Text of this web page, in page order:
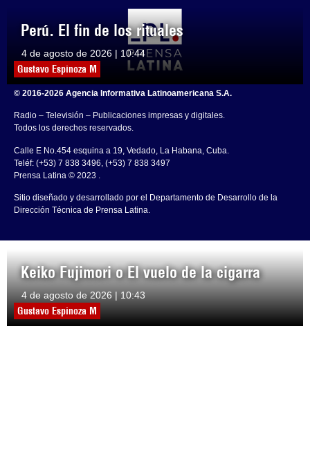
Perú. El fin de los rituales
4 de agosto de 2026 | 10:44
Gustavo Espinoza M
Keiko Fujimori o El vuelo de la cigarra
4 de agosto de 2026 | 10:43
Gustavo Espinoza M
© 2016-2026 Agencia Informativa Latinoamericana S.A.
Radio – Televisión – Publicaciones impresas y digitales.
Todos los derechos reservados.
Calle E No.454 esquina a 19, Vedado, La Habana, Cuba.
Teléf: (+53) 7 838 3496, (+53) 7 838 3497
Prensa Latina © 2023 .
Sitio diseñado y desarrollado por el Departamento de Desarrollo de la
Dirección Técnica de Prensa Latina.